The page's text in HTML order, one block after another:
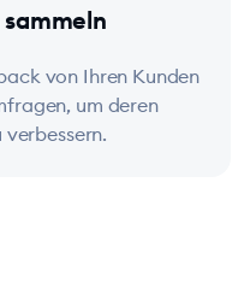
von Ihren Kunden
um deren
verbessern.